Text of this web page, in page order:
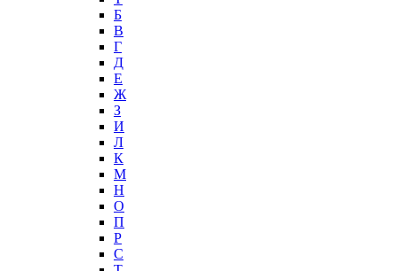
Б
В
Г
Д
Е
Ж
З
И
Л
К
М
Н
О
П
Р
С